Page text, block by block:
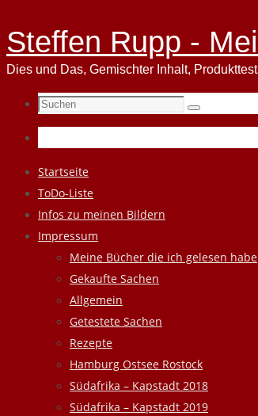
Steffen Rupp -
Dies und Das, Gemischter Inhalt,
Suchen
nach:
Suchen
Zum
Inhalt
springen
Startseite
ToDo-Liste
Infos zu meinen Bildern
Impressum
Meine Bücher die ich gelesen habe
Gekaufte Sachen
Allgemein
Getestete Sachen
Rezepte
Hamburg Ostsee Rostock
Südafrika – Kapstadt 2018
Südafrika – Kapstadt 2019